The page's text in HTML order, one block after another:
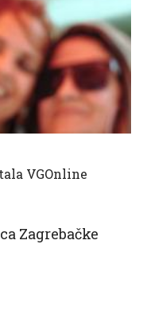
VGOnline
Zagrebačke